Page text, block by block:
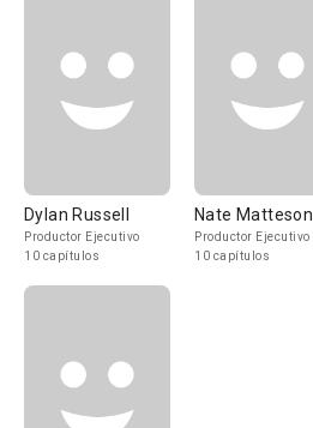
Dylan Russell
Productor Ejecutivo
10 capítulos
Nate Matteson
Productor Ejecutivo
10 capítulos